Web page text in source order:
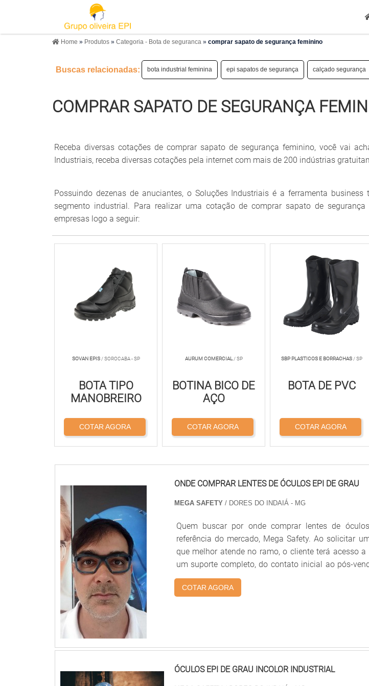
Home » Produtos » Categoria - Bota de seguranca » comprar sapato de segurança feminino
Buscas relacionadas: bota industrial feminina epi sapatos de segurança calçado segurança
COMPRAR SAPATO DE SEGURANÇA
Receba diversas cotações de comprar sapato de segurança feminino, você vai
Industriais, receba diversas cotações pela internet com mais de 200 indústrias
Possuindo dezenas de anuciantes, o Soluções Industriais é a ferramenta
segmento industrial. Para realizar uma cotação de comprar sapato de
empresas logo a seguir:
SOVAN EPIS/ SOROCABA - SP
BOTA TIPO
MANOBREIRO
COTAR AGORA
AURUM COMERCIAL/ SP
BOTINA BICO DE
AÇO
COTAR AGORA
SBP PLASTICOS E BORRACHAS/ SP
BOTA DE PVC
COTAR AGORA
ONDE COMPRAR LENTES DE ÓCULOS EPI DE GRAU
MEGA SAFETY / DORES DO INDAIÁ - MG
Quem buscar por onde comprar lentes de
referência do mercado, Mega Safety. Ao solicitar
que melhor atende no ramo, o cliente terá acesso
um suporte completo, do contato inicial ao pós-
comprar lentes de óculos epi de grau, com os
Safety o cliente encontrará assertividade e
lentes de óculos epi de grau com ótima
de uma companhia demonstrar competência,
COTAR AGORA
ÓCULOS EPI DE GRAU INCOLOR INDUSTRIAL